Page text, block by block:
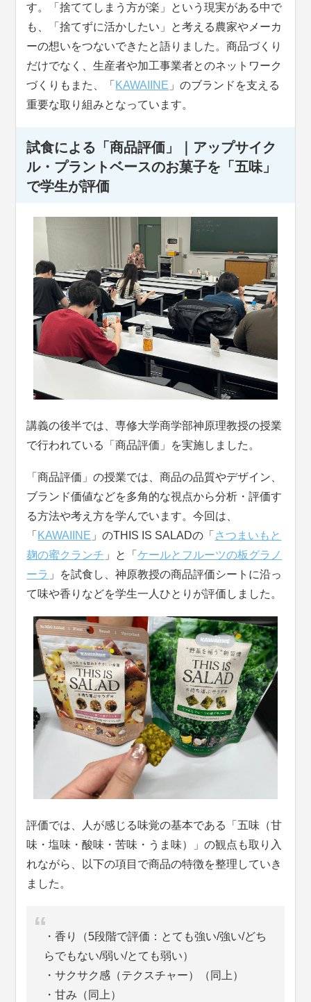
す。「捨ててしまう方が楽」という現実がある中で
も、「捨てずに活かしたい」と考える農家やメーカ
ーの想いをつないできたと語りました。商品づくり
だけでなく、生産者や加工事業者とのネットワーク
づくりもまた、「 KAWAIINE 」のブランドを支える
重要な取り組みとなっています。
試食による「商品評価」｜アップサイク
ル・プラントベースのお菓子を「五味」
で学生が評価
講義の後半では、専修大学商学部神原理教授の授業
で行われている「商品評価」を実施しました。
「商品評価」の授業では、商品の品質やデザイン、
ブランド価値などを多角的な視点から分析・評価す
る方法や考え方を学んでいます。今回は、
「 KAWAIINE 」のTHIS IS SALADの「 さつまいもと
麹の蜜クランチ 」と「ケールとフルーツの板グラノ
ーラ 」を試食し、神原教授の商品評価シートに沿っ
て味や香りなどを学生一人ひとりが評価しました。
評価では、人が感じる味覚の基本である「五味（甘
味・塩味・酸味・苦味・うま味）」の観点も取り入
れながら、以下の項目で商品の特徴を整理していき
ました。
・香り（5段階で評価：とても強い/強い/どち
らでもない/弱い/とても弱い）
・サクサク感（テクスチャー）（同上）
・甘み（同上）